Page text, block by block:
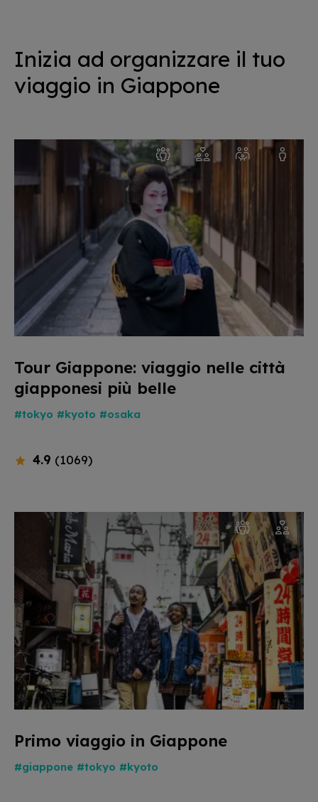
Inizia ad organizzare il tuo
viaggio in Giappone
Tour Giappone: viaggio nelle città
giapponesi più belle
#tokyo #kyoto #osaka
4.9 (1069)
Primo viaggio in Giappone
#giappone #tokyo #kyoto